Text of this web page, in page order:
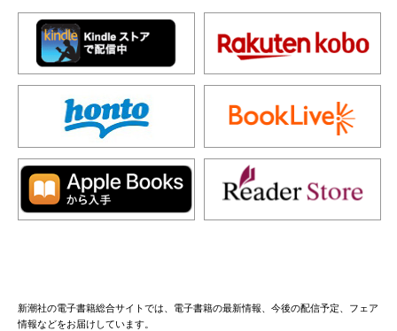
新潮社の電子書籍総合サイトでは、電子書籍の最新情報、今後の配信予定、フェア
情報などをお届けしています。